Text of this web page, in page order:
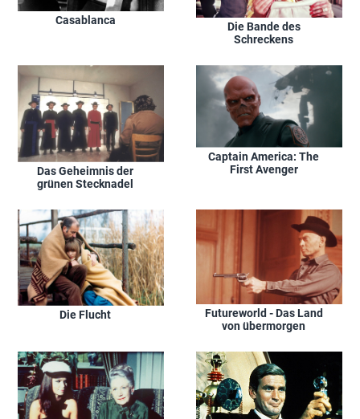
Casablanca
Die Bande des
Schreckens
Das Geheimnis der
grünen Stecknadel
Captain America: The
First Avenger
Die Flucht
Futureworld - Das Land
von übermorgen